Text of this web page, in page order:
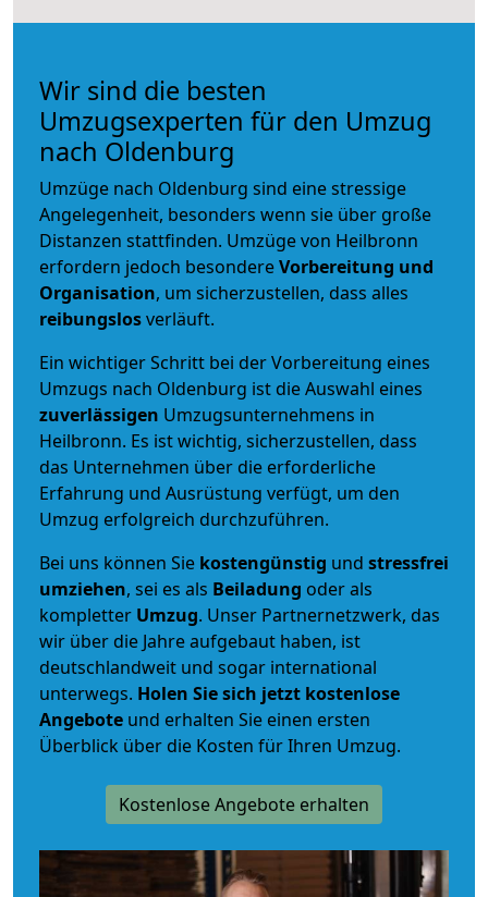
Wir sind die besten
Umzugsexperten für den Umzug
nach Oldenburg
Umzüge nach Oldenburg sind eine stressige
Angelegenheit, besonders wenn sie über große
Distanzen stattfinden. Umzüge von Heilbronn
erfordern jedoch besondereVorbereitung und
Organisation, um sicherzustellen, dass alles
reibungslosverläuft.
Ein wichtiger Schritt bei der Vorbereitung eines
Umzugs nach Oldenburg ist die Auswahl eines
zuverlässigen Umzugsunternehmens in
Heilbronn. Es ist wichtig, sicherzustellen, dass
das Unternehmen über die erforderliche
Erfahrung und Ausrüstung verfügt, um den
Umzug erfolgreich durchzuführen.
Bei uns können Sie kostengünstig und stressfrei
umziehen, sei es als Beiladung oder als
kompletter Umzug. Unser Partnernetzwerk, das
wir über die Jahre aufgebaut haben, ist
deutschlandweit und sogar international
unterwegs. Holen Sie sich jetzt kostenlose
Angebote und erhalten Sie einen ersten
Überblick über die Kosten für Ihren Umzug.
Kostenlose Angebote erhalten